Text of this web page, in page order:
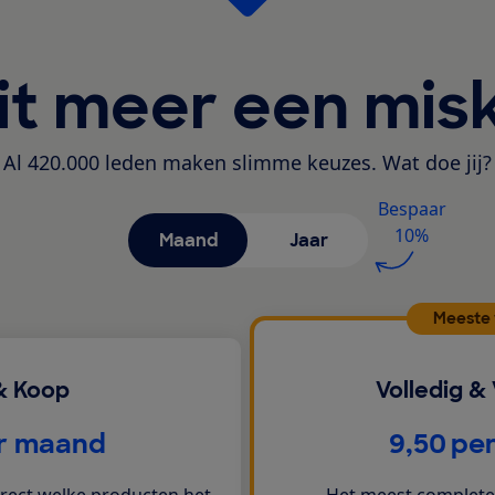
meer een
Al 420.000 leden maken slimme keuzes. Wat doe jij?
Maand Jaar
Bespaar
10%
Koop
maand
Meeste
Volledig
€
9,50